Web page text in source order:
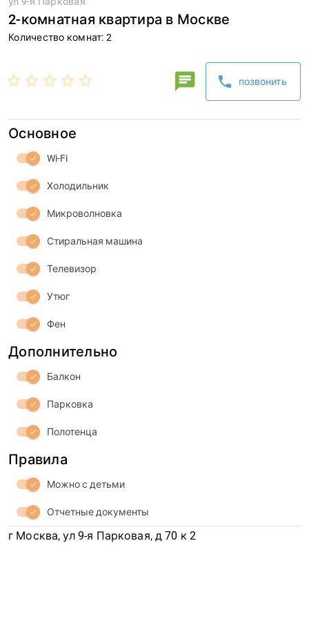
2-комнатная квартира в Москве
Количество комнат: 2
star_border star_border star_border star_border star_border chat phone позвонить
Основное
check Wi-Fi
check Холодильник
check Микроволновка
check Стиральная машина
check Телевизор
check Утюг
check Фен
Дополнительно
check Балкон
check Парковка
check Полотенца
Правила
check Можно с детьми
check Отчетные документы
г Москва, ул 9-я Парковая, д 70 к 2